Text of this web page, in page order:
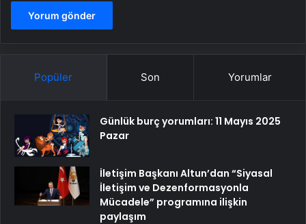
Popüler Son Yorumlar
Günlük burç yorumları: 11 Mayıs 2025
Pazar
İletişim Başkanı Altun’dan “Siyasal
İletişim ve Dezenformasyonla
Mücadele” programına ilişkin
paylaşım